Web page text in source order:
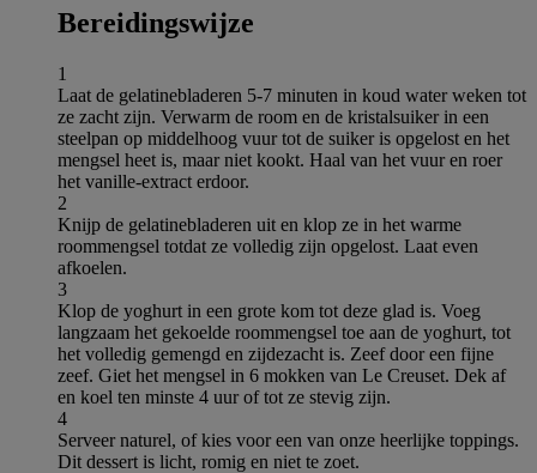
Bereidingswijze
1
Laat de gelatinebladeren 5-7 minuten in koud water weken tot
ze zacht zijn. Verwarm de room en de kristalsuiker in een
steelpan op middelhoog vuur tot de suiker is opgelost en het
mengsel heet is, maar niet kookt. Haal van het vuur en roer
het vanille-extract erdoor.
2
Knijp de gelatinebladeren uit en klop ze in het warme
roommengsel totdat ze volledig zijn opgelost. Laat even
afkoelen.
3
Klop de yoghurt in een grote kom tot deze glad is. Voeg
langzaam het gekoelde roommengsel toe aan de yoghurt, tot
het volledig gemengd en zijdezacht is. Zeef door een fijne
zeef. Giet het mengsel in 6 mokken van Le Creuset. Dek af
en koel ten minste 4 uur of tot ze stevig zijn.
4
Serveer naturel, of kies voor een van onze heerlijke toppings.
Dit dessert is licht, romig en niet te zoet.